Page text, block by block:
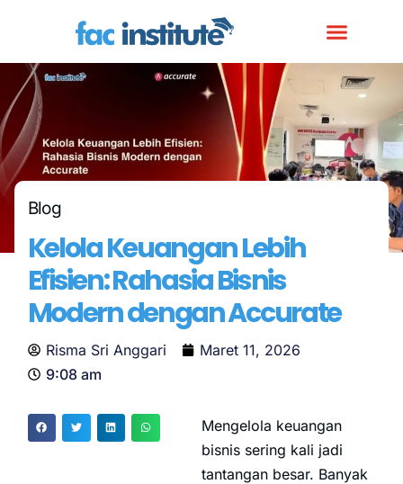
Blog
Kelola Keuangan Lebih
Efisien: Rahasia Bisnis
Modern dengan Accurate
Risma Sri Anggari
Maret 11, 2026
9:08 am
Mengelola keuangan
bisnis sering kali jadi
tantangan besar. Banyak